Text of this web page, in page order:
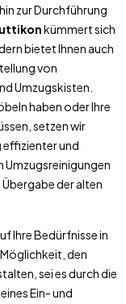
zur Durchführung
kümmert sich
bietet Ihnen auch
von
Umzugskisten.
haben oder Ihre
setzen wir
effizienter und
Umzugsreinigungen
Übergabe der alten
Ihre Bedürfnisse in
den
sei es durch die
Ein- und